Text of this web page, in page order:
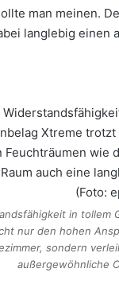
man meinen.
langlebig einen
in tollem
nur den hohen
sondern
außergewöhnliche